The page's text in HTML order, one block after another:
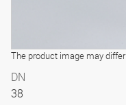
The product image may differ
DN
38